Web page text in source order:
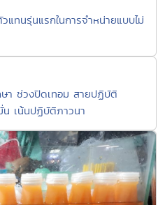
ทนรุ่นแรกในการจำหน่ายแบบไม่
า ช่วงปิดเทอม สายปฏิบัติ
เน้นปฏิบัติภาวนา